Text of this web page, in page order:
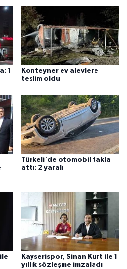
1
Konteyner ev alevlere
teslim oldu
Türkeli'de otomobil takla
attı: 2 yaralı
Kayserispor, Sinan Kurt ile 1
yıllık sözleşme imzaladı